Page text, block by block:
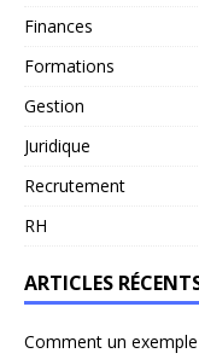
Finances
Formations
Gestion
Juridique
Recrutement
RH
ARTICLES
Comment un